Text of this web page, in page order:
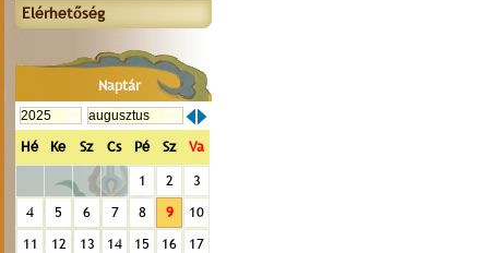
Elérhetőség
Naptár
Hé Ke Sz Cs Pé Sz Va
1 2
3
4
5 6 7 8 9
10
11
12 13 14 15 16
17